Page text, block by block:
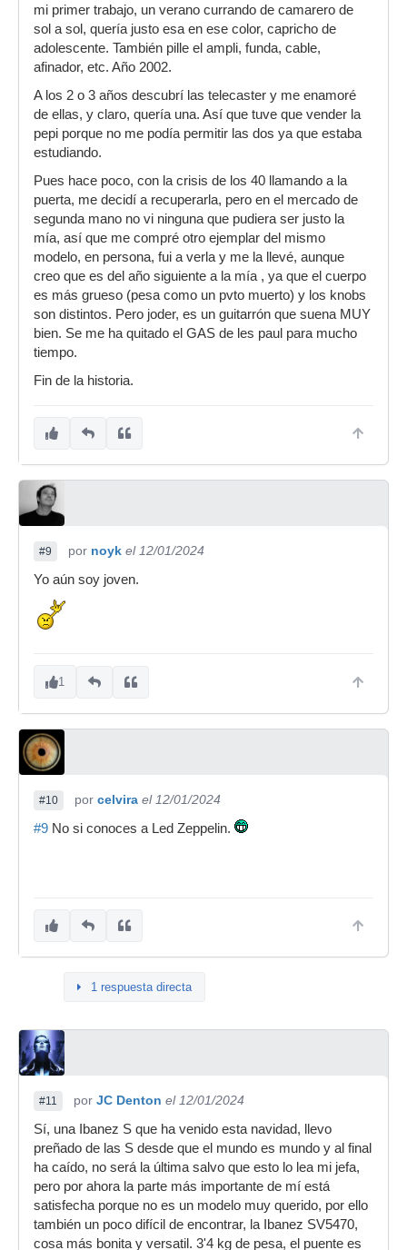
mi primer trabajo, un verano currando de camarero de
sol a sol, quería justo esa en ese color, capricho de
adolescente. También pille el ampli, funda, cable,
afinador, etc. Año 2002.
A los 2 o 3 años descubrí las telecaster y me enamoré
de ellas, y claro, quería una. Así que tuve que vender la
pepi porque no me podía permitir las dos ya que estaba
estudiando.
Pues hace poco, con la crisis de los 40 llamando a la
puerta, me decidí a recuperarla, pero en el mercado de
segunda mano no vi ninguna que pudiera ser justo la
mía, así que me compré otro ejemplar del mismo
modelo, en persona, fui a verla y me la llevé, aunque
creo que es del año siguiente a la mía , ya que el cuerpo
es más grueso (pesa como un pvto muerto) y los knobs
son distintos. Pero joder, es un guitarrón que suena MUY
bien. Se me ha quitado el GAS de les paul para mucho
tiempo.
Fin de la historia.
#9 por noyk el 12/01/2024
Yo aún soy joven.
1
#10 por celvira el 12/01/2024
#9 No si conoces a Led Zeppelin.
1 respuesta directa
#11 por JC Denton el 12/01/2024
Sí, una Ibanez S que ha venido esta navidad, llevo
preñado de las S desde que el mundo es mundo y al final
ha caído, no será la última salvo que esto lo lea mi jefa,
pero por ahora la parte más importante de mí está
satisfecha porque no es un modelo muy querido, por ello
también un poco difícil de encontrar, la Ibanez SV5470,
cosa más bonita y versatil. 3'4 kg de pesa, el puente es